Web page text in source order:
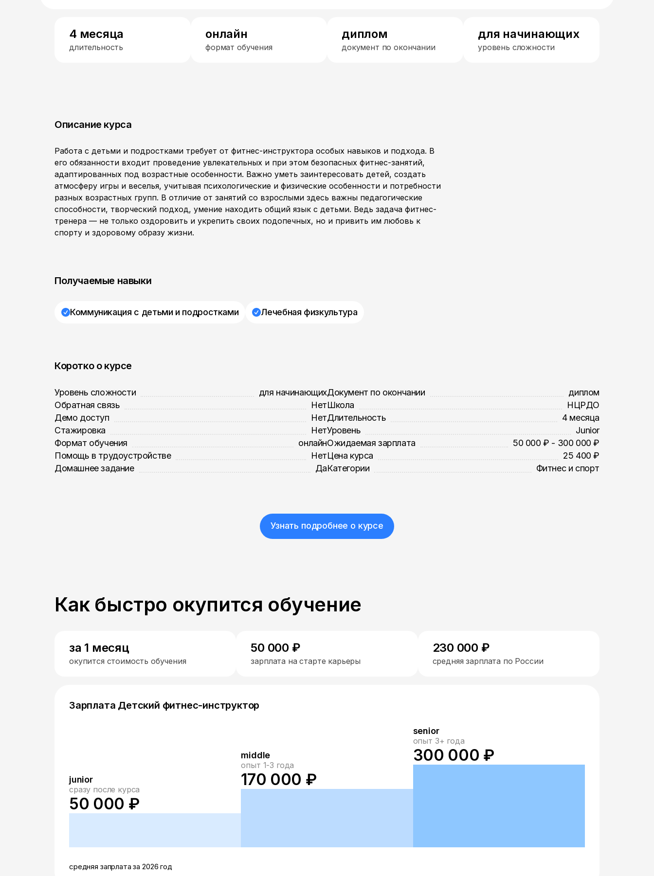
4 месяца
длительность
онлайн
формат обучения
диплом
документ по окончании
для начинающих
уровень сложности
Описание курса
Работа с детьми и подростками требует от фитнес-инструктора особых навыков и подхода. В
его обязанности входит проведение увлекательных и при этом безопасных фитнес-занятий,
адаптированных под возрастные особенности. Важно уметь заинтересовать детей, создать
атмосферу игры и веселья, учитывая психологические и физические особенности и потребности
разных возрастных групп. В отличие от занятий со взрослыми здесь важны педагогические
способности, творческий подход, умение находить общий язык с детьми. Ведь задача фитнес-
тренера — не только оздоровить и укрепить своих подопечных, но и привить им любовь к
спорту и здоровому образу жизни.
Получаемые навыки
Коммуникация с детьми и подростками Лечебная физкультура
Коротко о курсе
Уровень сложности
для начинающих
Обратная связь
Нет
Демо доступ
Нет
Стажировка
Нет
Формат обучения
онлайн
Помощь в трудоустройстве
Нет
Домашнее задание
Да
Документ по окончании
диплом
Школа
НЦРДО
Длительность
4 месяца
Уровень
Junior
Ожидаемая зарплата
50 000 ₽ - 300 000 ₽
Цена курса
25 400 ₽
Категории
Фитнес и спорт
Узнать подробнее о курсе
Как быстро окупится обучение
за 1 месяц
окупится стоимость обучения
50 000 ₽
зарплата на старте карьеры
230 000 ₽
средняя зарплата по России
Зарплата Детский фитнес-инструктор
junior
сразу после курса
50 000 ₽
middle
опыт 1-3 года
170 000 ₽
senior
опыт 3+ года
300 000 ₽
средняя запрлата за 2026 год